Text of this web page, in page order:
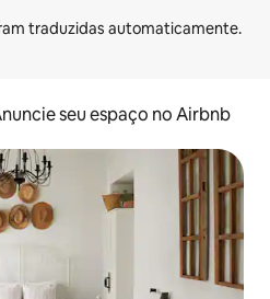
seu espaço no Airbnb